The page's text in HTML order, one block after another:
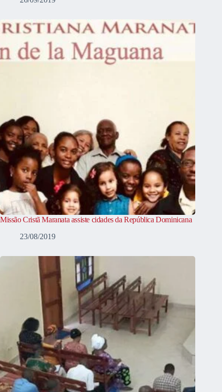
Missão Cristã Maranata assiste cidades da República Dominicana
23/08/2019